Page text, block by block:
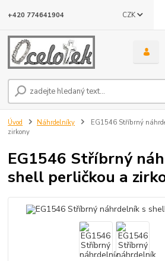
CZK
+420 774641904
Úvod Náhrdelníky
EG1546 Stříbrný
zirkony
EG1546 Stříbrný
shell perličkou a